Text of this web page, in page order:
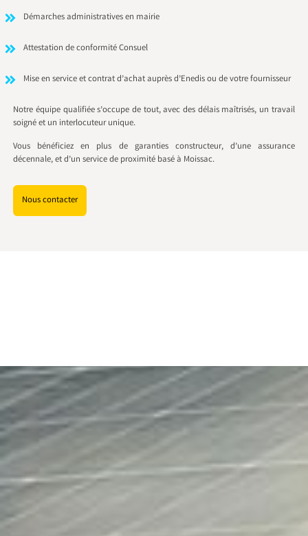
Démarches administratives en mairie
Attestation de conformité Consuel
Mise en service et contrat d’achat auprès d’Enedis ou de votre fournisseur
Notre équipe qualifiée s’occupe de tout, avec des délais maîtrisés, un travail
soigné et un interlocuteur unique.
Vous bénéficiez en plus de garanties constructeur, d’une assurance
décennale, et d’un service de proximité basé à Moissac.
Nous contacter